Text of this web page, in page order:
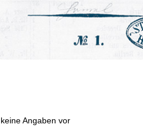
Angaben vor